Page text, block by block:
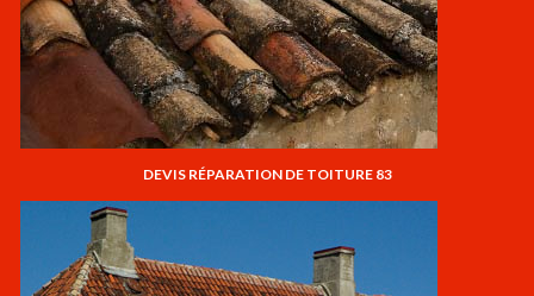
DEVIS RÉPARATION DE TOITURE 83